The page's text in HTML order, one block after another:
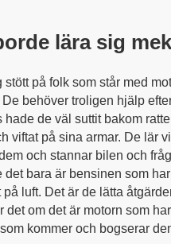
lära sig
stött på folk som står med
behöver troligen hjälp
hade de väl suttit bakom
viftat på sina armar. De lär
och stannar bilen och
det bara är bensinen som
luft. Det är de lätta
det om det är motorn som
kommer och bogserar